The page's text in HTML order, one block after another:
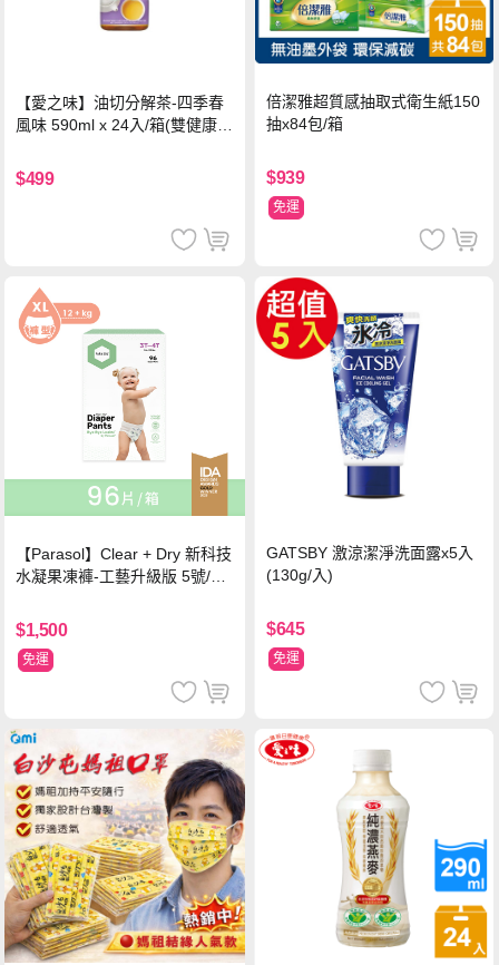
【愛之味】油切分解茶-四季春
風味 590ml x 24入/箱(雙健康認
$499
倍潔雅超質感抽取式衛生紙150
抽x84包/箱
$939
免運
【Parasol】Clear + Dry 新科技
水凝果凍褲-工藝升級版 5號/XL
$1,500
免運
GATSBY 激涼潔淨洗面露x5入
(130g/入)
$645
免運